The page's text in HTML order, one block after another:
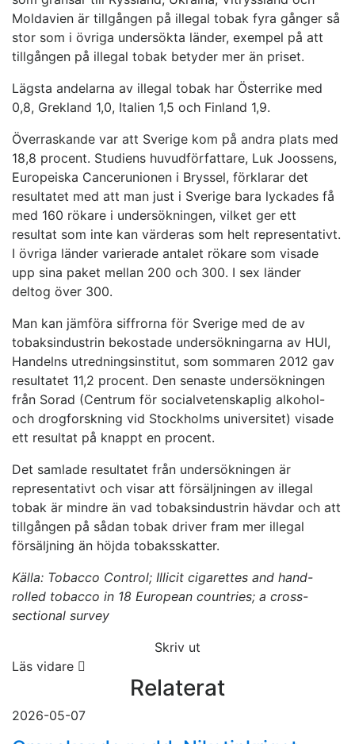
Moldavien är tillgången på illegal tobak fyra gånger så
stor som i övriga undersökta länder, exempel på att
tillgången på illegal tobak betyder mer än priset.
Lägsta andelarna av illegal tobak har Österrike med
0,8, Grekland 1,0, Italien 1,5 och Finland 1,9.
Överraskande var att Sverige kom på andra plats med
18,8 procent. Studiens huvudförfattare, Luk Joossens,
Europeiska Cancerunionen i Bryssel, förklarar det
resultatet med att man just i Sverige bara lyckades få
med 160 rökare i undersökningen, vilket ger ett
resultat som inte kan värderas som helt representativt.
I övriga länder varierade antalet rökare som visade
upp sina paket mellan 200 och 300. I sex länder
deltog över 300.
Man kan jämföra siffrorna för Sverige med de av
tobaksindustrin bekostade undersökningarna av HUI,
Handelns utredningsinstitut, som sommaren 2012 gav
resultatet 11,2 procent. Den senaste undersökningen
från Sorad (Centrum för socialvetenskaplig alkohol-
och drogforskning vid Stockholms universitet) visade
ett resultat på knappt en procent.
Det samlade resultatet från undersökningen är
representativt och visar att försäljningen av illegal
tobak är mindre än vad tobaksindustrin hävdar och att
tillgången på sådan tobak driver fram mer illegal
försäljning än höjda tobaksskatter.
Källa: Tobacco Control; Illicit cigarettes and hand-
rolled tobacco in 18 European countries; a cross-
sectional survey
Skriv ut
Läs vidare
Relaterat
2026-05-07